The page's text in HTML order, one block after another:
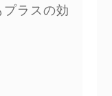
ラスの効